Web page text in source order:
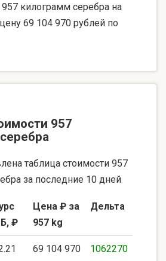
957 килограмм серебра на
69 104 970 рублей по
957
таблица стоимости 957
за последние 10 дней
₽
Цена ₽ за
957 kg
Дельта
69 104 970 1062270